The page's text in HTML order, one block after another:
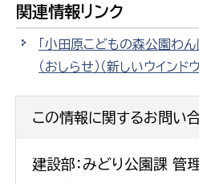
関連情報リンク
「小田原こどもの森公園わ
（おしらせ） （新しいウインド
この情報に関するお問い
建設部：みどり公園課 管